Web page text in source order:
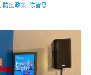
防疫政策 陈智思